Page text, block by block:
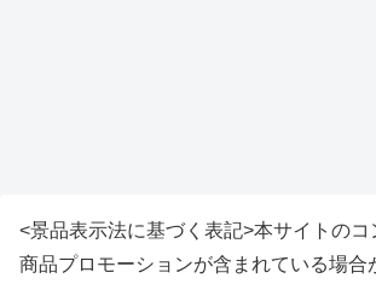
<景品表示法に基づく表記>本サイトのコ
商品プロモーションが含まれている場合